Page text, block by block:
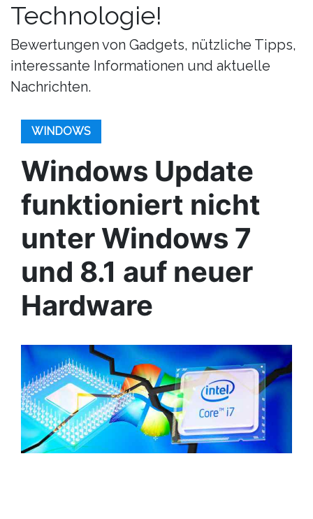
Technologie!
Bewertungen von Gadgets, nützliche Tipps,
interessante Informationen und aktuelle
Nachrichten.
WINDOWS
Windows Update
funktioniert nicht
unter Windows 7
und 8.1 auf neuer
Hardware